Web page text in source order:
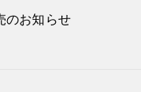
のお知らせ